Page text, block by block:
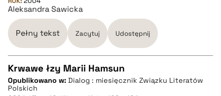
BIBTEX
pobierz cytat
Aleksandra Sawicka
Pełny tekst Zacytuj Udostępnij
CZYSTY TEKST
Krwawe łzy Marii Hamsun
Opublikowano w: Dialog : miesięcznik Związku Literatów
Polskich